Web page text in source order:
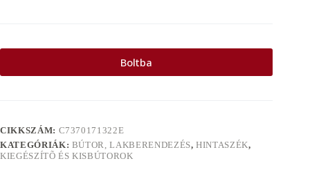
Boltba
CIKKSZÁM: C7370171322E
KATEGÓRIÁK: BÚTOR, LAKBERENDEZÉS,HINTASZÉK,
KIEGÉSZÍTÕ ÉS KISBÚTOROK